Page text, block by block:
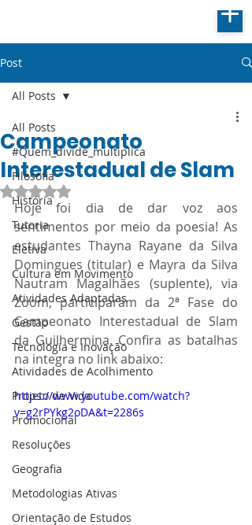
Post
All Posts
#Quem_divide_multiplica
Filosofia
História
Tutoria
Eletiva
Cultura em Movimento
Atividades Adaptadas
Gestão
Tecnologia e Inovação
Atividades de Acolhimento
Projeto de Vida
Promocional
Resoluções
Geografia
Metodologias Ativas
Orientação de Estudos
All Posts
Campeonato
Interestadual de Slam
Avaliado com NaN de 5 estrelas.
Hoje foi dia de dar voz aos
sentimentos por meio da poesia! As
estudantes Thayna Rayane da Silva
Domingues (titular) e Mayra da Silva
Nautram Magalhães (suplente), via
Zoom, participaram da 2ª Fase do
Campeonato Interestadual de Slam
da Guilhermina. Confira as batalhas
na integra no link abaixo:
https://www.youtube.com/watch?
v=g2rPYkg2oDA&t=2286s